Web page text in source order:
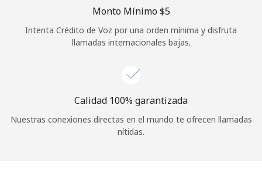
Continuar con
Monto Mínimo ⁦$5⁩
Intenta Crédito de Voz por una orden mínima y disfruta
llamadas internacionales bajas.
Calidad 100% garantizada
Nuestras conexiones directas en el mundo te ofrecen llamadas
nítidas.